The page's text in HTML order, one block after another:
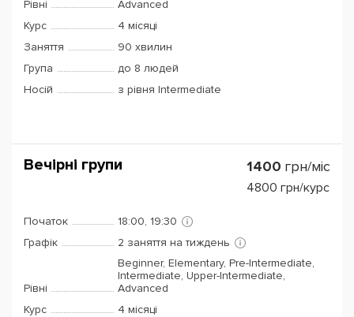
Рівні
Advanced
Курс
4 місяці
Заняття
90 хвилин
Група
до 8 людей
Носій
з рівня Intermediate
Вечірні групи 1400 грн/міс
4800 грн/курс
Початок
18:00, 19:30
Графік
2 заняття на тиждень
Рівні
Beginner, Elementary, Pre-Intermediate,
Intermediate, Upper-Intermediate,
Advanced
Курс
4 місяці